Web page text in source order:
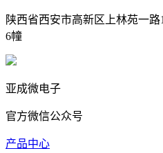
陕西省西安市高新区上林苑一
6幢
亚成微电子
官方微信公众号
产品中心